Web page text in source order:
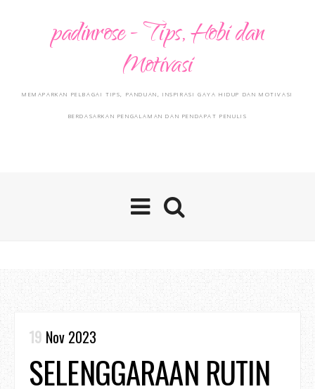
padinrose - Tips, Hobi dan
Motivasi
MEMAPARKAN PELBAGAI TIPS, PANDUAN, INSPIRASI GAYA HIDUP DAN MOTIVASI
BERDASARKAN PENGALAMAN DAN PENDAPAT PENULIS
19 Nov 2023
SELENGGARAAN RUTIN